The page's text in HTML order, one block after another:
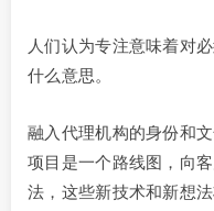
人们认为专注意味着对
什么意思。
融入代理机构的身份和
项目是一个路线图，向
法，这些新技术和新想